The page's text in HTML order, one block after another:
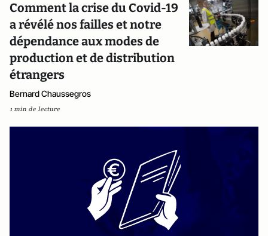
Comment la crise du Covid-19
a révélé nos failles et notre
dépendance aux modes de
production et de distribution
étrangers
Bernard Chaussegros
1 min de lecture